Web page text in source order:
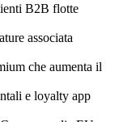
B2B flotte
associata
che aumenta il
e loyalty app